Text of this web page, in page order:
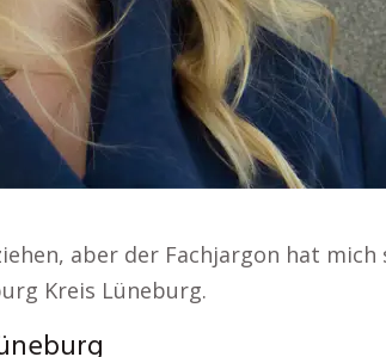
aber der Fachjargon hat mich
Kreis Lüneburg.